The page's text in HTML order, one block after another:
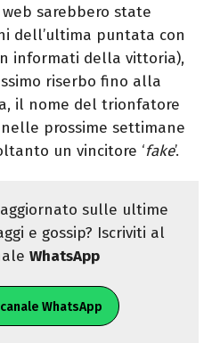
sarebbero state
dell’ultima puntata con
informati della vittoria),
riserbo fino alla
il nome del trionfatore
prossime settimane
un vincitore ‘fake’.
sulle ultime
e gossip? Iscriviti al
WhatsApp
WhatsApp